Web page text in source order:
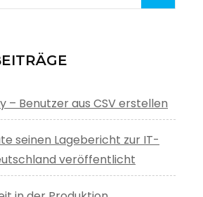
– Benutzer aus CSV erstellen
seinen Lagebericht zur IT-
veröffentlicht